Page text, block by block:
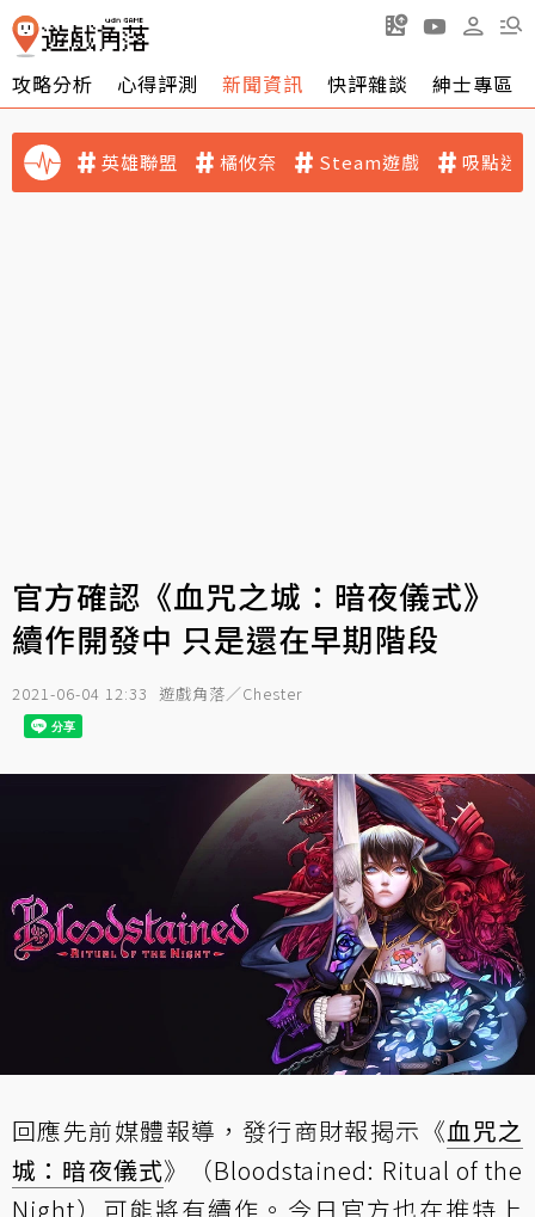
攻略分析 心得評測 新聞資訊 快評雜談 紳士專區
英雄聯盟 橘攸奈 Steam遊戲 吸點迷
官方確認《血咒之城：暗夜儀式》
續作開發中 只是還在早期階段
2021-06-04 12:33 遊戲角落／Chester
回應先前媒體報導，發行商財報揭示《血咒之
城：暗夜儀式》（Bloodstained: Ritual of the
Night）可能將有續作。今日官方也在推特上